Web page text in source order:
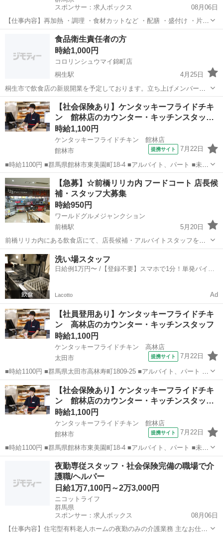
スポンサー：求人ボックス
08月06日
【仕事内容】再加熱 ・調理 ・食材カットなど ・配膳 ・盛付け ・片付
け ・食器洗浄 ・掃除 雇用期間の定めなし 【経験・資格】<応募要件>
無資格可 医療福祉施設での調理経験者 年齢制限 あり (64歳以下) 年齢
制限該当事由...
アルバイト・パート
食品衛生責任者の方
時給1,000円
コロリンシュウマイ錦町店
桐生駅
4月25日
桐生市で飲食店の新規開業を予定しております。立ち上げメンバーと
して、一緒に働いてくれる、食品衛生責任者の方を募集しています。
ご興味がある方は、お名前、ご連絡先をお知らせ下さい。 早急に探し
ているため、レスポンスの良い方を希...
群馬 桐生市 桐生駅 ファーストフード
【社会保険あり】ケンタッキーフライドチキ
ン 館林店のカウンター・キッチンスタッ…
時給1,100円
ケンタッキーフライドチキン 館林店
館林市
提携サイト 7月22日
■時給1100円 ■群馬県館林市東美園町18-4 ■アルバイト、パート ■未経
験歓迎、高校生OK、フリーター歓迎、ミドル（40代～）活躍中、エル
ダー（50代～）活躍中、シニア（60代～）活躍中、ボーナス・賞与あ
り、昇給あり、...
群馬 館林市 ファーストフード
【急募】☆前橋リリカ内 フードコート 店長候
補・スタッフ大募集
時給950円
ワールドグルメジャンクション
前橋駅
5月20日
前橋リリカ内にある飲食店にて、店長候補・アルバイトスタッフを募
集しています。 元気に明るく楽しく！わたしたちと一緒に働いてみま
せんか？ 勤務地：前橋リリカ 遠方の方でも社員寮があります（応相
談） 時給...
群馬 前橋市 前橋駅
洗い場スタッフ
日給例1万円〜 /【登録不要】スマホで1分！単発バイト
Lacotto Ad
【社員登用あり】ケンタッキーフライドチキ
ン 高林店のカウンター・キッチンスタッフ
時給1,100円
ケンタッキーフライドチキン 高林店
太田市
提携サイト 7月22日
■時給1100円 ■群馬県太田市高林寿町1809-25 ■アルバイト、パート ■
未経験歓迎、高校生OK、フリーター歓迎、ミドル（40代～）活躍中、
エルダー（50代～）活躍中、シニア（60代～）活躍中、ボーナス・賞
与あり、昇給...
群馬 太田市 ファーストフード
【社会保険あり】ケンタッキーフライドチキ
ン 館林店のカウンター・キッチンスタッ…
時給1,100円
ケンタッキーフライドチキン 館林店
館林市
提携サイト 7月22日
■時給1100円 ■群馬県館林市東美園町18-4 ■アルバイト、パート ■未経
験歓迎、高校生OK、フリーター歓迎、ミドル（40代～）活躍中、エル
ダー（50代～）活躍中、シニア（60代～）活躍中、ボーナス・賞与あ
り、昇給あり、...
館林市 ファーストフード
夜勤専従スタッフ・社会保険完備の職場で介
護職/ヘルパー
日給1万7,100円～2万3,000円
ニコットライフ
群馬県
スポンサー：求人ボックス
08月06日
【仕事内容】住宅型有料老人ホームの夜勤のみの介護業務 主なお仕事